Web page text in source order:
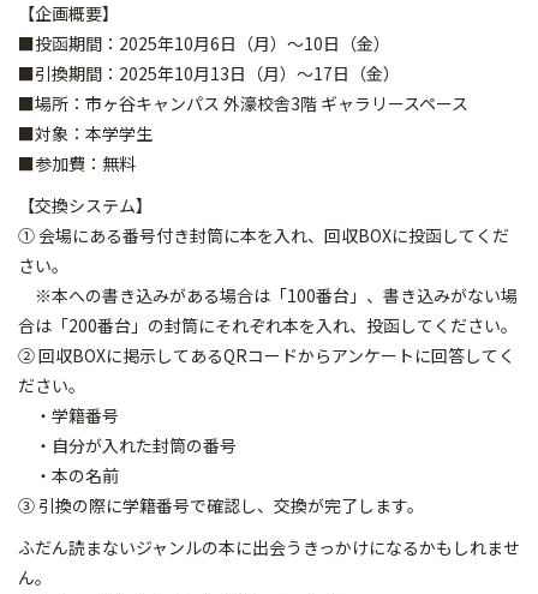
【企画概要】
■投函期間：2025年10月6日（月）～10日（金）
■引換期間：2025年10月13日（月）～17日（金）
■場所：市ヶ谷キャンパス 外濠校舎3階 ギャラリースペース
■対象：本学学生
■参加費：無料
【交換システム】
① 会場にある番号付き封筒に本を入れ、回収BOXに投函してくだ
さい。
※本への書き込みがある場合は「100番台」、書き込みがない場
合は「200番台」の封筒にそれぞれ本を入れ、投函してください。
② 回収BOXに掲示してあるQRコードからアンケートに回答してく
ださい。
・学籍番号
・自分が入れた封筒の番号
・本の名前
③ 引換の際に学籍番号で確認し、交換が完了します。
ふだん読まないジャンルの本に出会うきっかけになるかもしれませ
ん。